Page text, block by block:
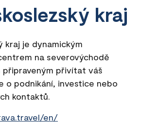
kraj
kraj je dynamickým
na severovýchodě
připraveným přivítat váš
o podnikání, investice nebo
kontaktů.
en/